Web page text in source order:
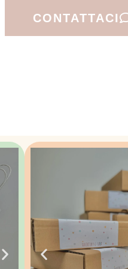
CONTATTACI